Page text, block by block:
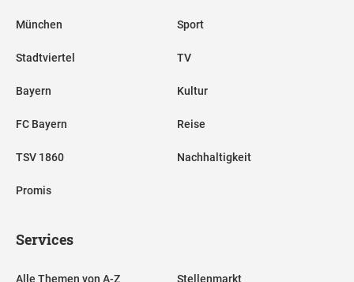
München
Stadtviertel
Bayern
FC Bayern
TSV 1860
Promis
Sport
TV
Kultur
Reise
Nachhaltigkeit
Services
Alle Themen von A-Z Stellenmarkt